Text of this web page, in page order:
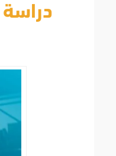
دراسة